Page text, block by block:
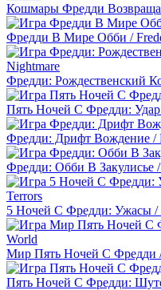
Кошмары Фредди
Фредди В Мире Обби /
Фредди: Рождественский
Пять Ночей С Фредди: Удар
Фредди: Дрифт Вождение /
Фредди: Обби В Закулисье
5 Ночей С Фредди: Ужасы
Мир Пять Ночей С Фредди
Пять Ночей С Фредди: